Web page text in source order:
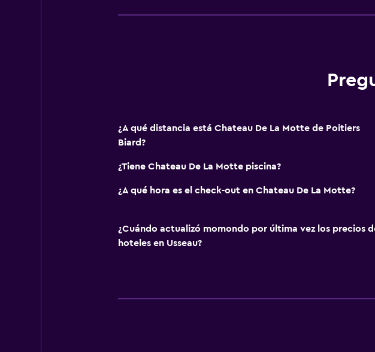
¿A qué distancia está Chateau De La Motte de Poitiers
Biard?
¿Tiene Chateau De La Motte piscina?
¿A qué hora es el check-out en Chateau De La Motte?
¿Cuándo actualizó momondo por última vez los precios
hoteles en Usseau?